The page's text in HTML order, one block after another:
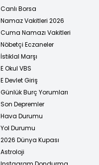
Canlı Borsa
Namaz Vakitleri 2026
Cuma Namazı Vakitleri
Nöbetçi Eczaneler
İstiklal Marşı
E Okul VBS
E Devlet Giriş
Günlük Burç Yorumları
Son Depremler
Hava Durumu
Yol Durumu
2026 Dünya Kupası
Astroloji